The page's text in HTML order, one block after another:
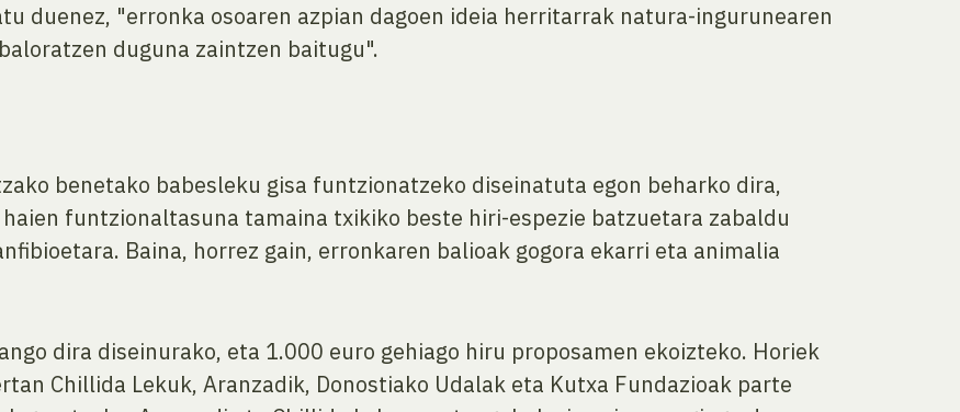
duenez, "erronka osoaren azpian dagoen ideia herritarrak natura-ingurunearen
duguna zaintzen baitugu".
benetako babesleku gisa funtzionatzeko diseinatuta egon beharko dira,
funtzionaltasuna tamaina txikiko beste hiri-espezie batzuetara zabaldu
Baina, horrez gain, erronkaren balioak gogora ekarri eta animalia
dira diseinurako, eta 1.000 euro gehiago hiru proposamen ekoizteko. Horiek
Chillida Lekuk, Aranzadik, Donostiako Udalak eta Kutxa Fundazioak parte